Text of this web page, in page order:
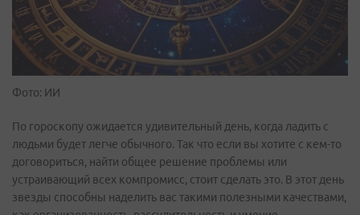
Фото: ИИ
По гороскопу ожидается удивительный день, когда ладить с
людьми будет легче обычного. Так что если вы хотите с кем-то
договориться, найти общее решение проблемы или
устраивающий всех компромисс, стоит сделать это. В этот день
звезды способны наделить вас такими полезными качествами,